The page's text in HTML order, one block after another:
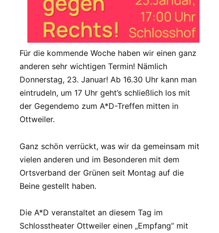
Für die kommende Woche haben wir einen ganz
anderen sehr wichtigen Termin! Nämlich
Donnerstag, 23. Januar! Ab 16.30 Uhr kann man
eintrudeln, um 17 Uhr geht’s schließlich los mit
der Gegendemo zum A*D-Treffen mitten in
Ottweiler.
Ganz schön verrückt, was wir da gemeinsam mit
vielen anderen und im Besonderen mit dem
Ortsverband der Grünen seit Montag auf die
Beine gestellt haben.
Die A*D veranstaltet an diesem Tag im
Schlosstheater Ottweiler einen „Empfang“ mit